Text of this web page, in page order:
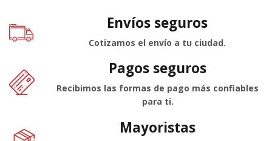
Envíos seguros
Cotizamos el envío a tu ciudad.
Pagos seguros
Recibimos las formas de pago más confiables
para ti.
Mayoristas